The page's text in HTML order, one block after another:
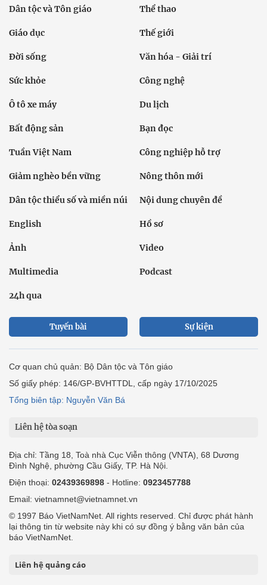
Dân tộc và Tôn giáo Thể thao
Giáo dục Thế giới
Đời sống Văn hóa - Giải trí
Sức khỏe Công nghệ
Ô tô xe máy Du lịch
Bất động sản Bạn đọc
Tuần Việt Nam Công nghiệp hỗ trợ
Giảm nghèo bền vững Nông thôn mới
Dân tộc thiểu số và miền núi Nội dung chuyên đề
English Hồ sơ
Ảnh Video
Multimedia Podcast
24h qua
Tuyến bài Sự kiện
Cơ quan chủ quản: Bộ Dân tộc và Tôn giáo
Số giấy phép: 146/GP-BVHTTDL, cấp ngày 17/10/2025
Tổng biên tập: Nguyễn Văn Bá
Liên hệ tòa soạn
Địa chỉ: Tầng 18, Toà nhà Cục Viễn thông (VNTA), 68 Dương
Đình Nghệ, phường Cầu Giấy, TP. Hà Nội.
Điện thoại: 02439369898 - Hotline: 0923457788
Email: vietnamnet@vietnamnet.vn
© 1997 Báo VietNamNet. All rights reserved. Chỉ được phát hành
lại thông tin từ website này khi có sự đồng ý bằng văn bản của
báo VietNamNet.
Liên hệ quảng cáo